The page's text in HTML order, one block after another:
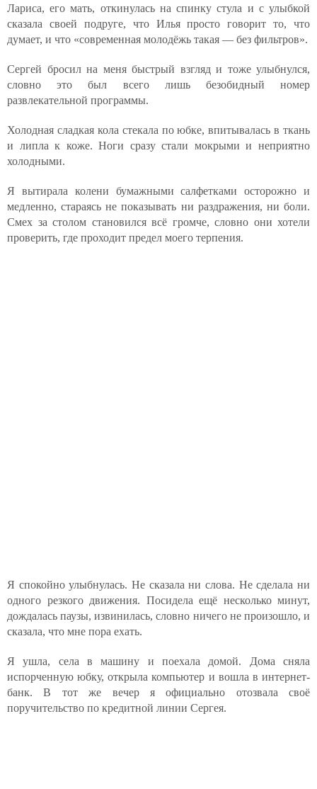
Лариса, его мать, откинулась на спинку стула и с улыбкой
сказала своей подруге, что Илья просто говорит то, что
думает, и что «современная молодёжь такая — без фильтров».
Сергей бросил на меня быстрый взгляд и тоже улыбнулся,
словно это был всего лишь безобидный номер
развлекательной программы.
Холодная сладкая кола стекала по юбке, впитывалась в ткань
и липла к коже. Ноги сразу стали мокрыми и неприятно
холодными.
Я вытирала колени бумажными салфетками осторожно и
медленно, стараясь не показывать ни раздражения, ни боли.
Смех за столом становился всё громче, словно они хотели
проверить, где проходит предел моего терпения.
Я спокойно улыбнулась. Не сказала ни слова. Не сделала ни
одного резкого движения. Посидела ещё несколько минут,
дождалась паузы, извинилась, словно ничего не произошло, и
сказала, что мне пора ехать.
Я ушла, села в машину и поехала домой. Дома сняла
испорченную юбку, открыла компьютер и вошла в интернет-
банк. В тот же вечер я официально отозвала своё
поручительство по кредитной линии Сергея.